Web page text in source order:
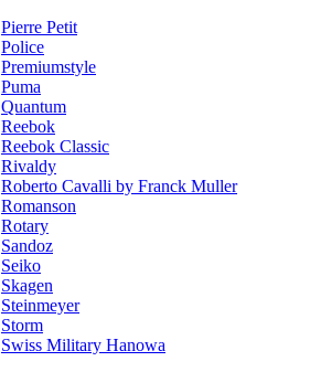
Pierre Petit
Police
Premiumstyle
Puma
Quantum
Reebok
Reebok Classic
Rivaldy
Roberto Cavalli by Franck Muller
Romanson
Rotary
Sandoz
Seiko
Skagen
Steinmeyer
Storm
Swiss Military Hanowa